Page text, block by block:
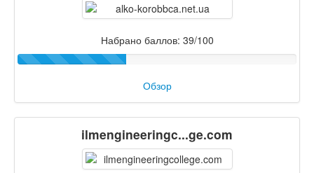
Набрано баллов: 39/100
Обзор
ilmengineeringc...ge.com